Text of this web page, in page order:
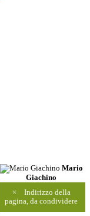
Mario
Giachino
×
Indirizzo della
pagina, da condividere